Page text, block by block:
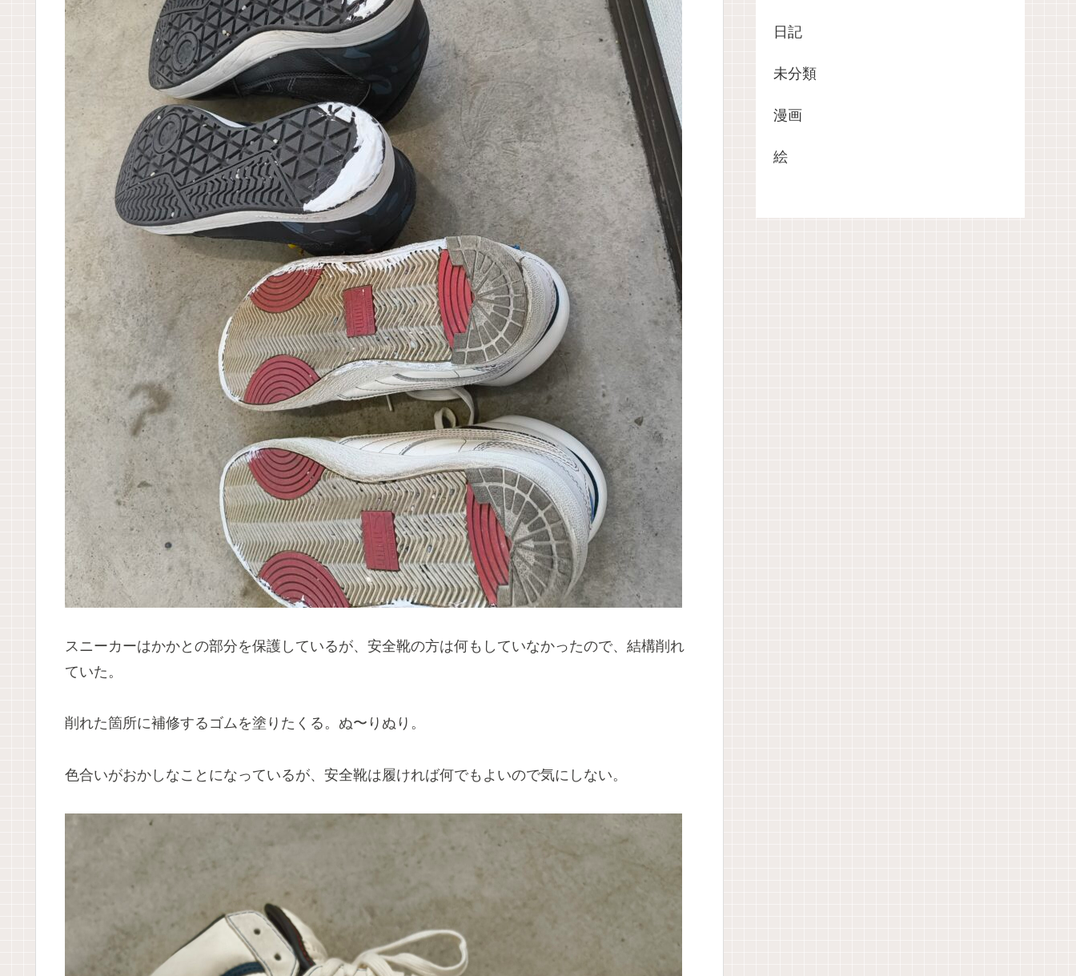
スニーカーはかかとの部分を保護しているが、安全靴の方は何もしていなかったので、結構削れ
ていた。
削れた箇所に補修するゴムを塗りたくる。ぬ〜りぬり。
色合いがおかしなことになっているが、安全靴は履ければ何でもよいので気にしない。
日記
未分類
漫画
絵